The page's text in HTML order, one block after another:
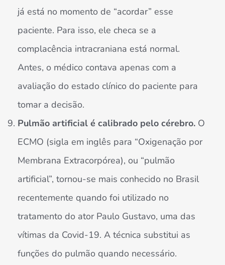
já está no momento de “acordar” esse
paciente. Para isso, ele checa se a
complacência intracraniana está normal.
Antes, o médico contava apenas com a
avaliação do estado clínico do paciente para
tomar a decisão.
Pulmão artificial é calibrado pelo cérebro. O
ECMO (sigla em inglês para “Oxigenação por
Membrana Extracorpórea), ou “pulmão
artificial”, tornou-se mais conhecido no Brasil
recentemente quando foi utilizado no
tratamento do ator Paulo Gustavo, uma das
vítimas da Covid-19. A técnica substitui as
funções do pulmão quando necessário.